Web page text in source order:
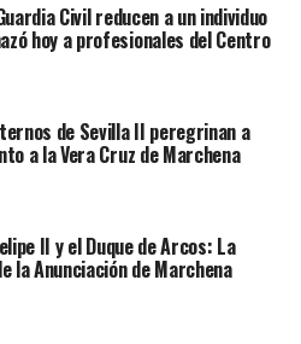
Civil reducen a un individuo
hoy a profesionales del Centro
de Sevilla II peregrinan a
a la Vera Cruz de Marchena
II y el Duque de Arcos: La
la Anunciación de Marchena